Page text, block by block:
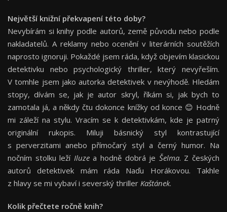
Největší knižní překvapení této doby?
Nevybírám si knihy podle autorů, země původu nebo podle
nakladatelů. A reklamy nebo ocenění v literárních soutěžích
naprosto ignoruji. Pokaždé jsem ráda, když objevím klasickou
detektivku nebo psychologický thriller, který nevyřeším.
V tomhle jsem jako autorka detektivek v nevýhodě. Hledám
stopy, dívám se, jak je autor skryl, říkám si, jak bych to
zamotala já, a někdy čtu dokonce knížky od konce 😊 Hodně
mi záleží na stylu. Vracím se k detektivkám, kde je patrný
originální rukopis. Miluji básnický styl kontrastující
s perverzitami anebo přímočarý styl a černý humor. Na
nočním stolku leží Iluzea hodně dobrá je Šelma. Z českých
autorů detektivek mám ráda Naďu Horákovou. Takhle
z hlavy se mi vybaví i severský thriller Kaštánek.
Kolik přečtete ročně knih?